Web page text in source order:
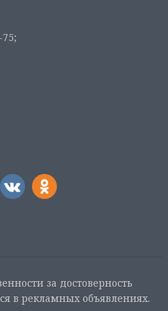
за достоверность
в рекламных объявлениях.